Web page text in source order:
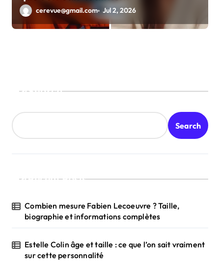
cerevue@gmail.com Jul 2, 2026
Search
Search
Recent Posts
Combien mesure Fabien Lecoeuvre ? Taille,
biographie et informations complètes
Estelle Colin âge et taille : ce que l’on sait vraiment
sur cette personnalité